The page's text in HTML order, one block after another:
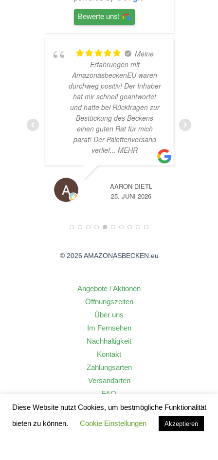
Bewerte uns!
Beckens
für mich
Hardscape im Laden und
sehr nette Beratung! Ich bin
super Glücklich mit meinem
Beståbecken
A
14. JUNI 2026
© 2026 AMAZONASBECKEN.eu
Angebote / Aktionen
Öffnungszeiten
Über uns
Im Fernsehen
Nachhaltigkeit
Kontakt
Zahlungsarten
Versandarten
FAQ
Widerrufsrecht
AGB
Diese Website nutzt Cookies, um bestmögliche Funktionalität
bieten zu können.
Cookie Einstellungen Akzeptieren